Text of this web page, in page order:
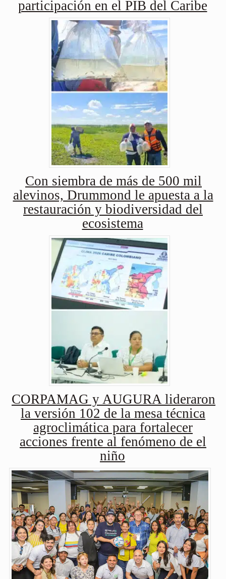
participación en el PIB del Caribe
Con siembra de más de 500 mil
alevinos, Drummond le apuesta a la
restauración y biodiversidad del
ecosistema
CORPAMAG y AUGURA lideraron
la versión 102 de la mesa técnica
agroclimática para fortalecer
acciones frente al fenómeno de el
niño